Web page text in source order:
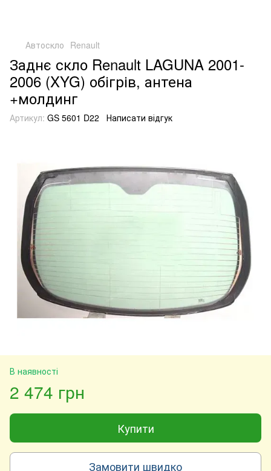
Автоскло Renault
Заднє скло Renault LAGUNA 2001-
2006 (XYG) обігрів, антена
+молдинг
Артикул: GS 5601 D22 Написати відгук
В наявності
2 474 грн
Купити
Замовити швидко